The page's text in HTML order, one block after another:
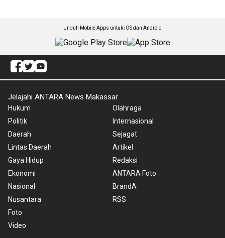
Unduh Mobile Apps untuk iOS dan Android
Jelajahi ANTARA News Makassar
Hukum
Politik
Daerah
Lintas Daerah
Gaya Hidup
Ekonomi
Nasional
Nusantara
Foto
Video
Olahraga
Internasional
Sejagat
Artikel
Redaksi
ANTARA Foto
BrandA
RSS